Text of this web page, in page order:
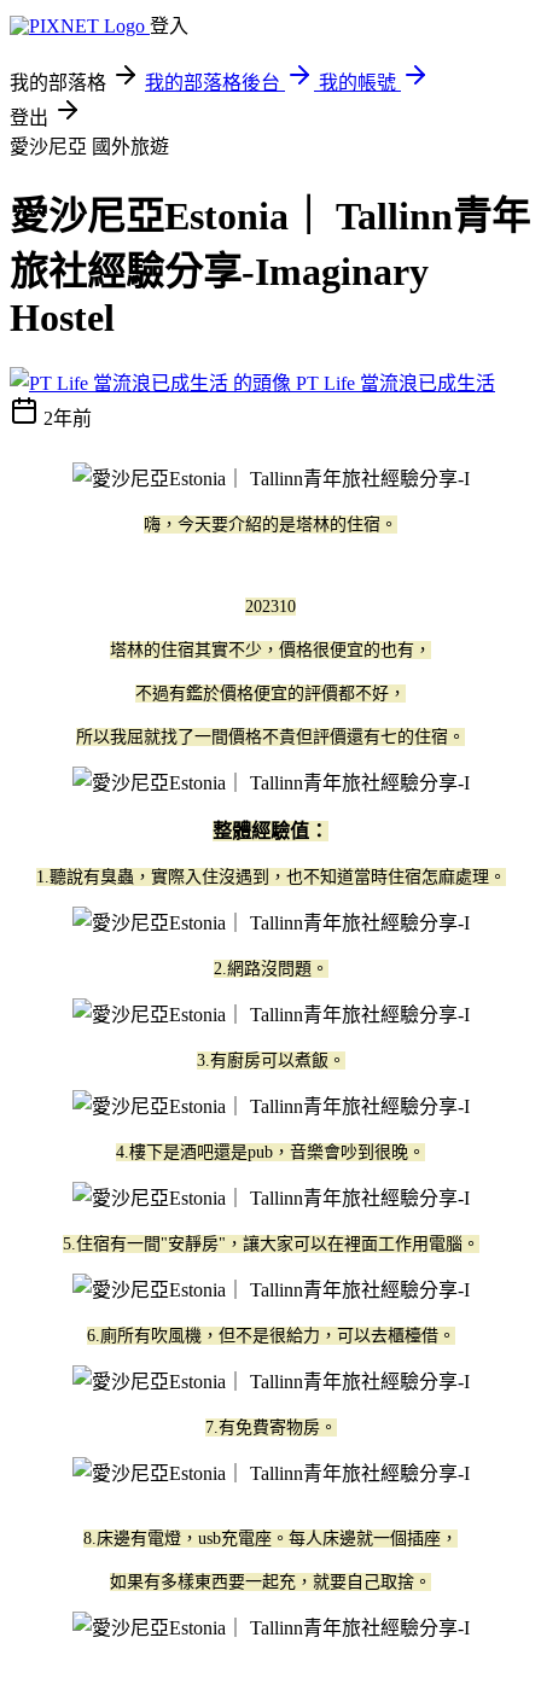
登入
我的部落格 我的部落格後台
我的帳號
登出
愛沙尼亞 國外旅遊
愛沙尼亞Estonia｜ Tallinn青年
旅社經驗分享-Imaginary
Hostel
PT Life 當流浪已成生活
2年前
嗨，今天要介紹的是塔林的住宿。
202310
塔林的住宿其實不少，價格很便宜的也有，
不過有鑑於價格便宜的評價都不好，
所以我屈就找了一間價格不貴但評價還有七的住宿。
整體經驗值：
1.聽說有臭蟲，實際入住沒遇到，也不知道當時住宿怎麻處理。
2.網路沒問題。
3.有廚房可以煮飯。
4.樓下是酒吧還是pub，音樂會吵到很晚。
5.住宿有一間"安靜房"，讓大家可以在裡面工作用電腦。
6.廁所有吹風機，但不是很給力，可以去櫃檯借。
7.有免費寄物房。
8.床邊有電燈，usb充電座。每人床邊就一個插座，
如果有多樣東西要一起充，就要自己取捨。